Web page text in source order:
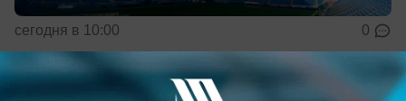
сегодня в 10:00 0